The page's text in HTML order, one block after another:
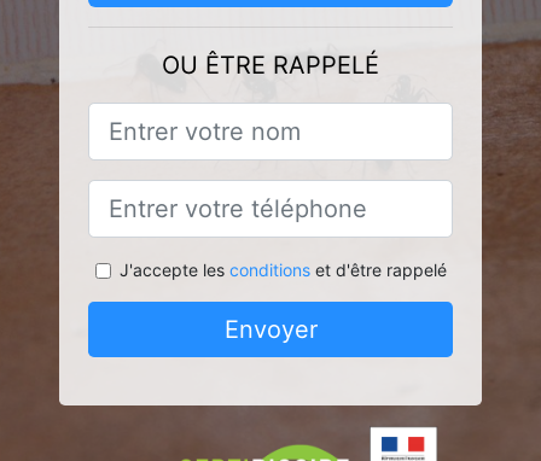
OU ÊTRE RAPPELÉ
J'accepte les conditionset d'être rappelé
Envoyer